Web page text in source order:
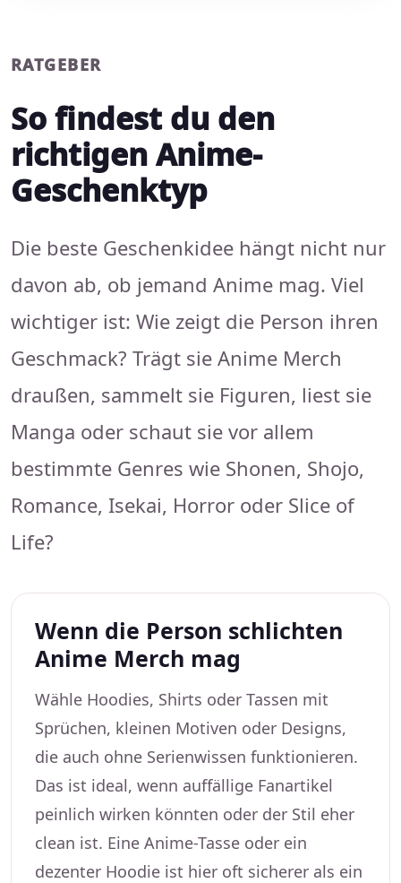
RATGEBER
So findest du den
richtigen Anime-
Geschenktyp
Die beste Geschenkidee hängt nicht nur
davon ab, ob jemand Anime mag. Viel
wichtiger ist: Wie zeigt die Person ihren
Geschmack? Trägt sie Anime Merch
draußen, sammelt sie Figuren, liest sie
Manga oder schaut sie vor allem
bestimmte Genres wie Shonen, Shojo,
Romance, Isekai, Horror oder Slice of
Life?
Wenn die Person schlichten
Anime Merch mag
Wähle Hoodies, Shirts oder Tassen mit
Sprüchen, kleinen Motiven oder Designs,
die auch ohne Serienwissen funktionieren.
Das ist ideal, wenn auffällige Fanartikel
peinlich wirken könnten oder der Stil eher
clean ist. Eine Anime-Tasse oder ein
dezenter Hoodie ist hier oft sicherer als ein